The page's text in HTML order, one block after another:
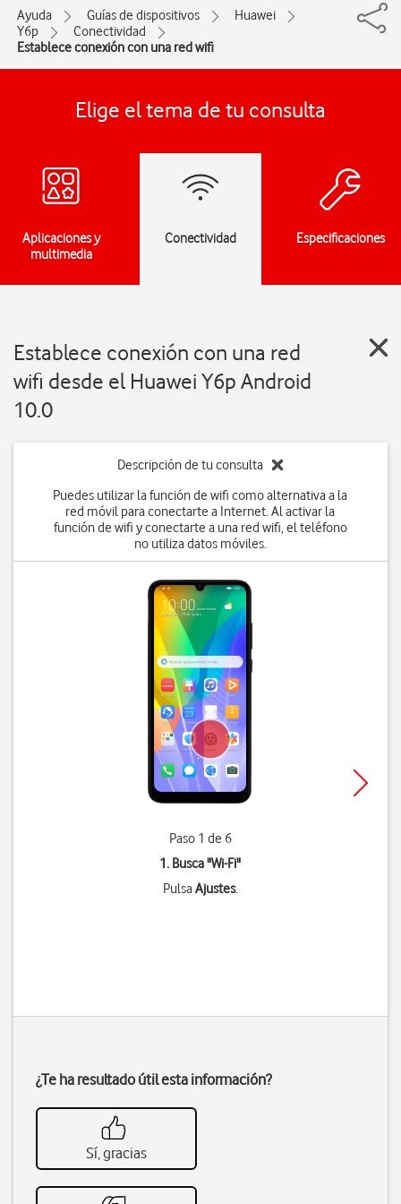
Ayuda Guías de dispositivos
Huawei
Y6p
Conectividad
Establece conexión con una red wifi
Elige el tema de tu consulta
Aplicaciones y
multimedia
Conectividad Especificaciones
Establece conexión con una red
wifi desde el Huawei Y6p Android
10.0
Descripción de tu consulta
Puedes utilizar la función de wifi como alternativa a la
red móvil para conectarte a Internet. Al activar la
función de wifi y conectarte a una red wifi, el teléfono
no utiliza datos móviles.
Paso 1 de 6
1. Busca "Wi-Fi"
PulsaAjustes.
¿Te ha resultado útil esta información?
Sí, gracias